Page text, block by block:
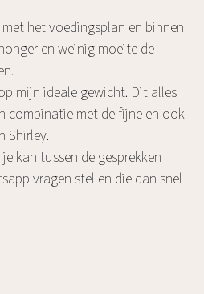
het voedingsplan en binnen
en weinig moeite de
mijn ideale gewicht. Dit alles
combinatie met de fijne en ook
Shirley.
kan tussen de gesprekken
vragen stellen die dan snel